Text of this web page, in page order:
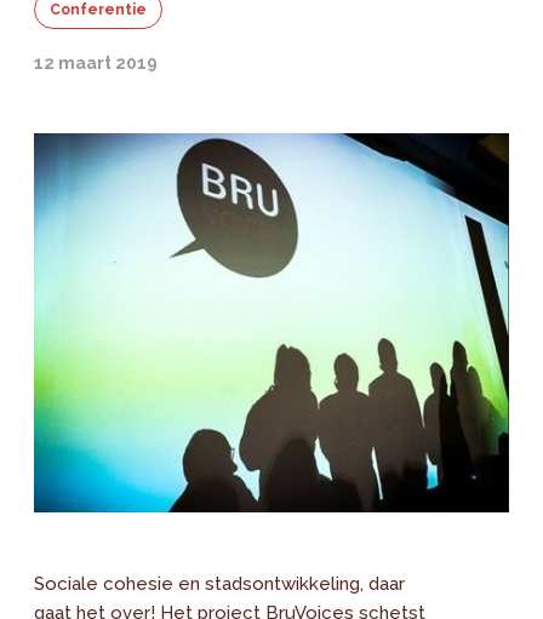
Conferentie
12 maart 2019
Sociale cohesie en stadsontwikkeling, daar
gaat het over! Het project BruVoices schetst